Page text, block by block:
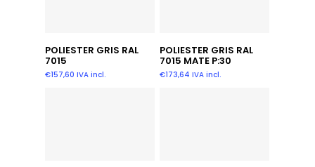
Añadir Al Carrito
POLIESTER GRIS RAL
7015
€157,60 IVA incl.
Añadir Al Carrito
POLIESTER GRIS RAL
7015 MATE P:30
€173,64 IVA incl.